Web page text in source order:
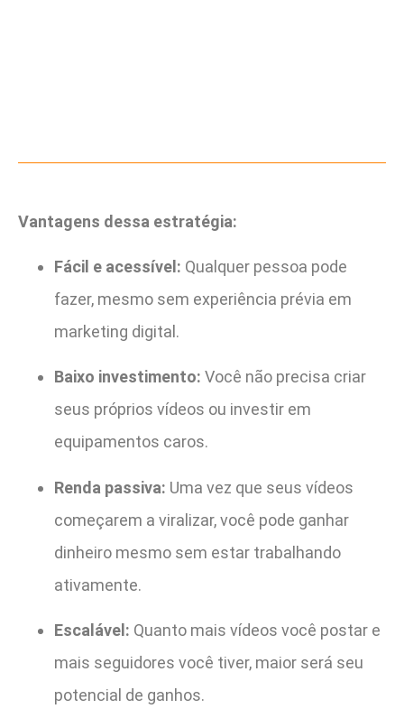
Vantagens dessa estratégia:
Fácil e acessível: Qualquer pessoa pode
fazer, mesmo sem experiência prévia em
marketing digital.
Baixo investimento: Você não precisa criar
seus próprios vídeos ou investir em
equipamentos caros.
Renda passiva: Uma vez que seus vídeos
começarem a viralizar, você pode ganhar
dinheiro mesmo sem estar trabalhando
ativamente.
Escalável: Quanto mais vídeos você postar e
mais seguidores você tiver, maior será seu
potencial de ganhos.